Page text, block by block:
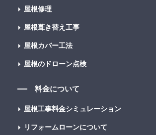
屋根修理
屋根葺き替え工事
屋根カバー工法
屋根のドローン点検
料金について
屋根工事料金シミュレーション
リフォームローンについて